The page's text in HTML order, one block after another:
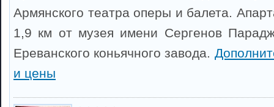
Армянского театра оперы и балета.
1,9 км от музея имени Сергенов
Ереванского коньячного завода.
и цены